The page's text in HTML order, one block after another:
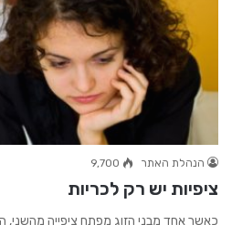
הנהלת האתר 9,700
ציפיות יש רק לכריות
כאשר אחד מבני הזוג מפתח ציפייה